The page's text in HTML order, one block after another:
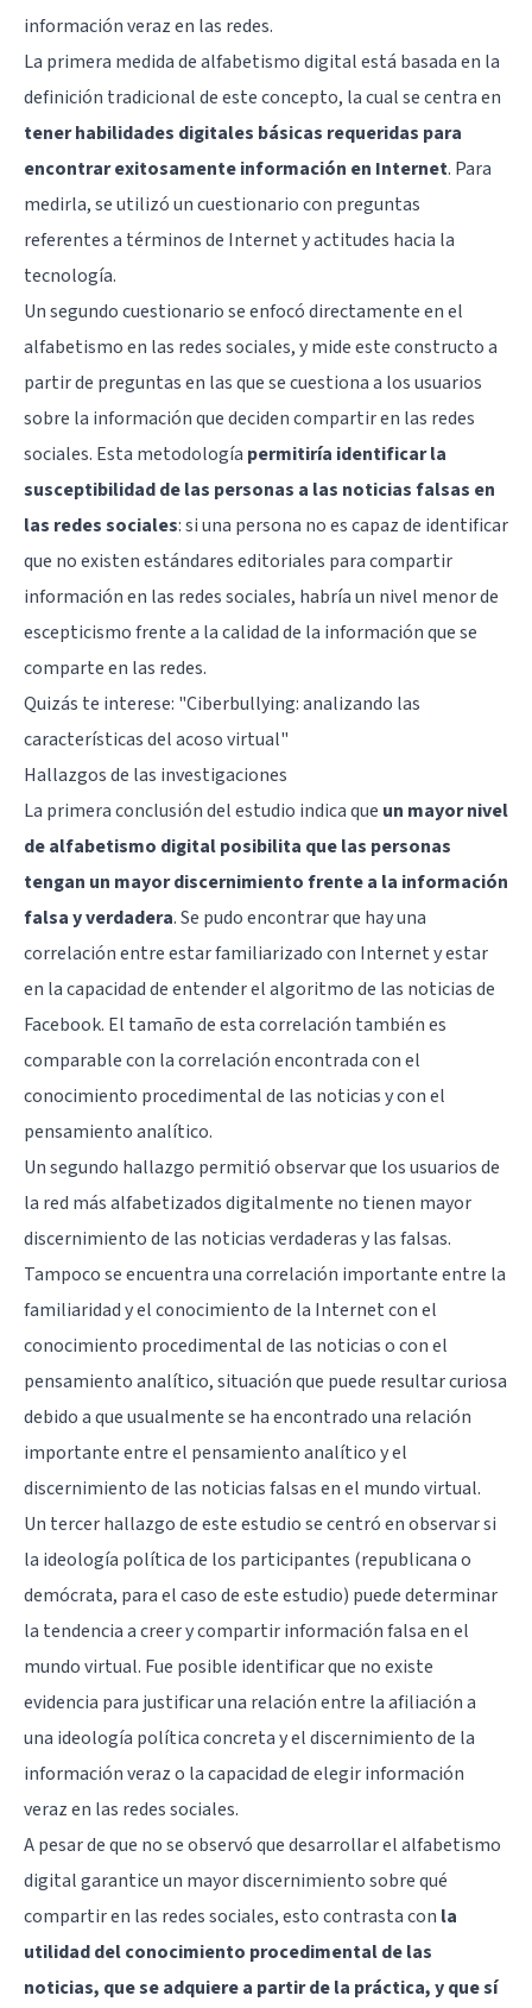
información veraz en las redes.
La primera medida de alfabetismo digital está basada en la
definición tradicional de este concepto, la cual se centra en
tener habilidades digitales básicas requeridas para
encontrar exitosamente información en Internet. Para
medirla, se utilizó un cuestionario con preguntas
referentes a términos de Internet y actitudes hacia la
tecnología.
Un segundo cuestionario se enfocó directamente en el
alfabetismo en las redes sociales, y mide este constructo a
partir de preguntas en las que se cuestiona a los usuarios
sobre la información que deciden compartir en las redes
sociales. Esta metodología permitiría identificar la
susceptibilidad de las personas a las noticias falsas en
las redes sociales: si una persona no es capaz de identificar
que no existen estándares editoriales para compartir
información en las redes sociales, habría un nivel menor de
escepticismo frente a la calidad de la información que se
comparte en las redes.
Quizás te interese: "Ciberbullying: analizando las
características del acoso virtual"
Hallazgos de las investigaciones
La primera conclusión del estudio indica que un mayor nivel
de alfabetismo digital posibilita que las personas
tengan un mayor discernimiento frente a la información
falsa y verdadera. Se pudo encontrar que hay una
correlación entre estar familiarizado con Internet y estar
en la capacidad de entender el algoritmo de las noticias de
Facebook. El tamaño de esta correlación también es
comparable con la correlación encontrada con el
conocimiento procedimental de las noticias y con el
pensamiento analítico.
Un segundo hallazgo permitió observar que los usuarios de
la red más alfabetizados digitalmente no tienen mayor
discernimiento de las noticias verdaderas y las falsas.
Tampoco se encuentra una correlación importante entre la
familiaridad y el conocimiento de la Internet con el
conocimiento procedimental de las noticias o con el
pensamiento analítico, situación que puede resultar curiosa
debido a que usualmente se ha encontrado una relación
importante entre el pensamiento analítico y el
discernimiento de las noticias falsas en el mundo virtual.
Un tercer hallazgo de este estudio se centró en observar si
la ideología política de los participantes (republicana o
demócrata, para el caso de este estudio) puede determinar
la tendencia a creer y compartir información falsa en el
mundo virtual. Fue posible identificar que no existe
evidencia para justificar una relación entre la afiliación a
una ideología política concreta y el discernimiento de la
información veraz o la capacidad de elegir información
veraz en las redes sociales.
A pesar de que no se observó que desarrollar el alfabetismo
digital garantice un mayor discernimiento sobre qué
compartir en las redes sociales, esto contrasta con la
utilidad del conocimiento procedimental de las
noticias, que se adquiere a partir de la práctica, y que sí